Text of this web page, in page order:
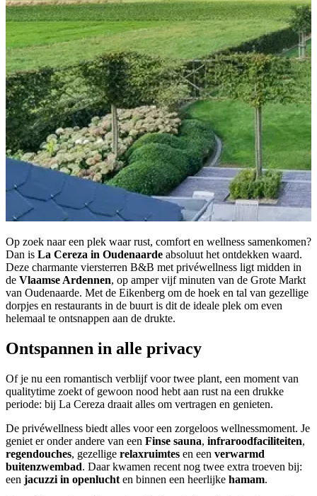
Op zoek naar een plek waar rust, comfort en wellness samenkomen?
Dan is La Cereza in Oudenaarde absoluut het ontdekken waard.
Deze charmante viersterren B&B met privéwellness ligt midden in
de Vlaamse Ardennen, op amper vijf minuten van de Grote Markt
van Oudenaarde. Met de Eikenberg om de hoek en tal van gezellige
dorpjes en restaurants in de buurt is dit de ideale plek om even
helemaal te ontsnappen aan de drukte.
Ontspannen in alle privacy
Of je nu een romantisch verblijf voor twee plant, een moment van
qualitytime zoekt of gewoon nood hebt aan rust na een drukke
periode: bij La Cereza draait alles om vertragen en genieten.
De privéwellness biedt alles voor een zorgeloos wellnessmoment. Je
geniet er onder andere van een Finse sauna, infraroodfaciliteiten,
regendouches, gezellige relaxruimtes en een verwarmd
buitenzwembad. Daar kwamen recent nog twee extra troeven bij:
een jacuzzi in openlucht en binnen een heerlijke hamam.